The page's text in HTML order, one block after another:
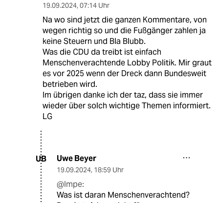
19.09.2024, 07:14 Uhr
Na wo sind jetzt die ganzen Kommentare, von
wegen richtig so und die Fußgänger zahlen ja
keine Steuern und Bla Blubb.
Was die CDU da treibt ist einfach
Menschenverachtende Lobby Politik. Mir graut
es vor 2025 wenn der Dreck dann Bundesweit
betrieben wird.
Im übrigen danke ich der taz, dass sie immer
wieder über solch wichtige Themen informiert.
LG
UB Uwe Beyer
19.09.2024, 18:59 Uhr
@Impe:
Was ist daran Menschenverachtend?